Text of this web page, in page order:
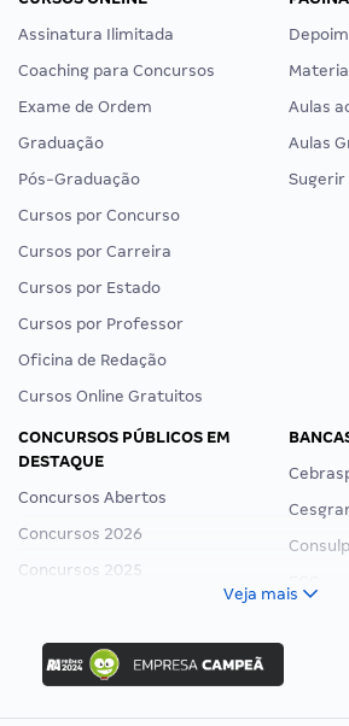
Assinatura Ilimitada
Coaching para Concursos
Exame de Ordem
Graduação
Pós-Graduação
Cursos por Concurso
Cursos por Carreira
Cursos por Estado
Cursos por Professor
Oficina de Redação
Cursos Online Gratuitos
Aulas
Aulas
Sugerir
CONCURSOS PÚBLICOS EM
DESTAQUE
Concursos Abertos
Concursos 2026
Concursos 2025
Concurso Ibama
Concurso MPU
Editais publicados
Veja mais